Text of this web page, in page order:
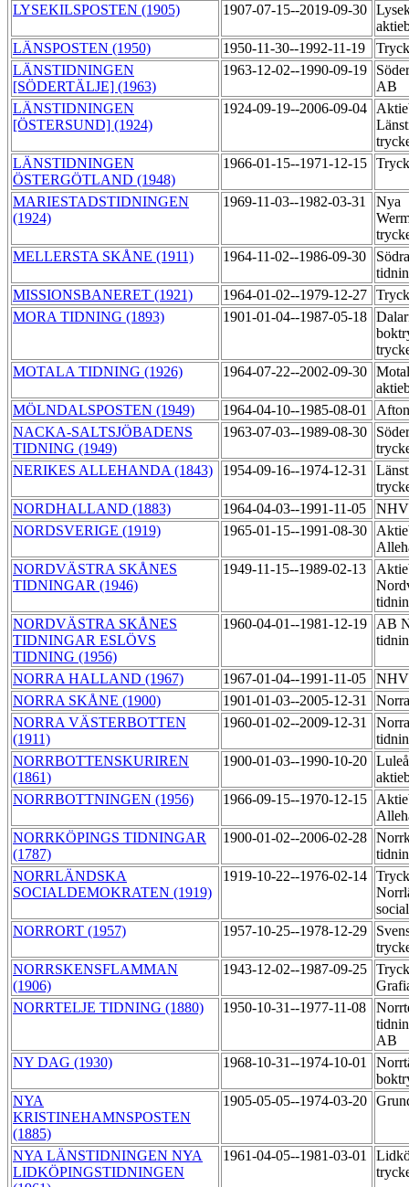
LYSEKILSPOSTEN (1905)
1907-07-15--2019-09-30
LÄNSPOSTEN (1950)
1950-11-30--1992-11-19
LÄNSTIDNINGEN
[SÖDERTÄLJE] (1963)
1963-12-02--1990-09-19
AB
LÄNSTIDNINGEN
[ÖSTERSUND] (1924)
1924-09-19--2006-09-04
LÄNSTIDNINGEN
ÖSTERGÖTLAND (1948)
1966-01-15--1971-12-15
MARIESTADSTIDNINGEN
(1924)
1969-11-03--1982-03-31
Nya
MELLERSTA SKÅNE (1911)
1964-11-02--1986-09-30
MISSIONSBANERET (1921)
1964-01-02--1979-12-27
MORA TIDNING (1893)
1901-01-04--1987-05-18
MOTALA TIDNING (1926)
1964-07-22--2002-09-30
MÖLNDALSPOSTEN (1949)
1964-04-10--1985-08-01
NACKA-SALTSJÖBADENS
TIDNING (1949)
1963-07-03--1989-08-30
NERIKES ALLEHANDA (1843)
1954-09-16--1974-12-31
NORDHALLAND (1883)
1964-04-03--1991-11-05
NORDSVERIGE (1919)
1965-01-15--1991-08-30
NORDVÄSTRA SKÅNES
TIDNINGAR (1946)
1949-11-15--1989-02-13
NORDVÄSTRA SKÅNES
TIDNINGAR ESLÖVS
TIDNING (1956)
1960-04-01--1981-12-19
AB
NORRA HALLAND (1967) 1967-01-04--1991-11-05
NORRA SKÅNE (1900)
1901-01-03--2005-12-31
NORRA VÄSTERBOTTEN
(1911)
1960-01-02--2009-12-31
NORRBOTTENSKURIREN
(1861)
1900-01-03--1990-10-20
NORRBOTTNINGEN (1956)
1966-09-15--1970-12-15
NORRKÖPINGS TIDNINGAR
(1787)
1900-01-02--2006-02-28
NORRLÄNDSKA
SOCIALDEMOKRATEN (1919)
1919-10-22--1976-02-14
NORRORT (1957)
1957-10-25--1978-12-29
NORRSKENSFLAMMAN
(1906)
1943-12-02--1987-09-25
NORRTELJE TIDNING (1880)
1950-10-31--1977-11-08
AB
NY DAG (1930)
1968-10-31--1974-10-01
NYA
KRISTINEHAMNSPOSTEN
(1885)
1905-05-05--1974-03-20
NYA LÄNSTIDNINGEN NYA
LIDKÖPINGSTIDNINGEN
1961-04-05--1981-03-01